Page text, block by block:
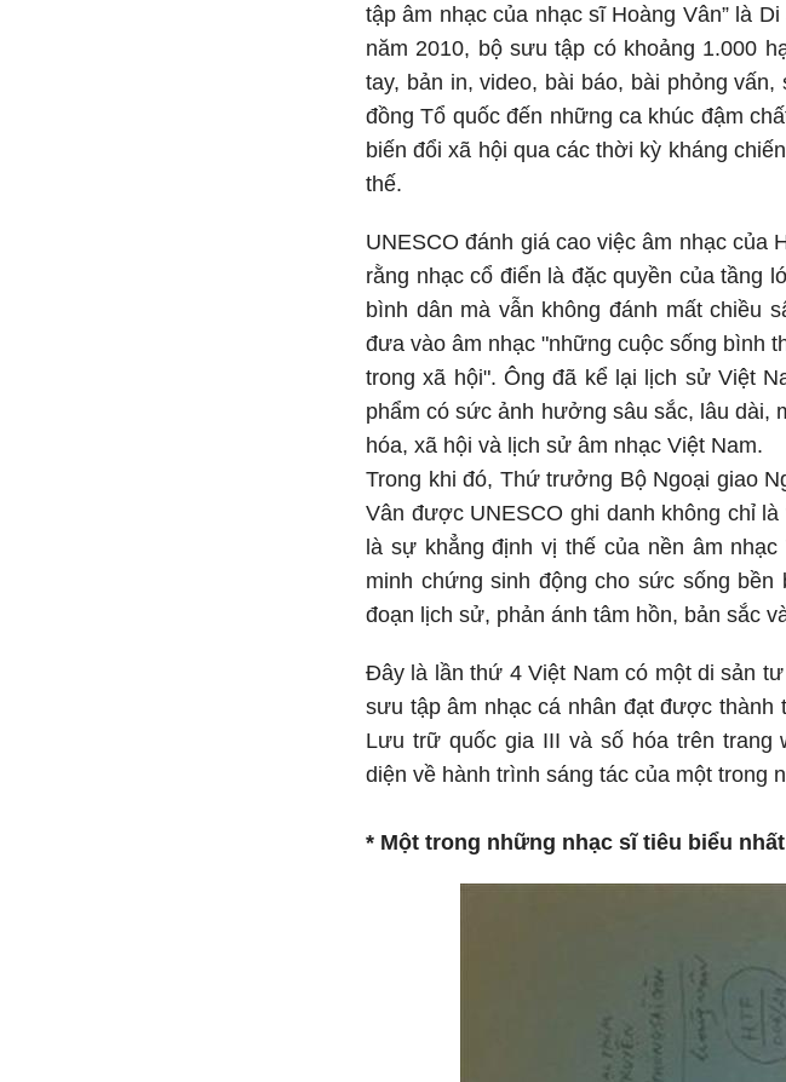
tập âm nhạc của nhạc sĩ Hoàng Vân” là
năm 2010, bộ sưu tập có khoảng 1.000
tay, bản in, video, bài báo, bài phỏng
đồng Tổ quốc đến những ca khúc đậm
biến đổi xã hội qua các thời kỳ kháng
thế.
UNESCO đánh giá cao việc âm nhạc của
rằng nhạc cổ điển là đặc quyền của tầng
bình dân mà vẫn không đánh mất chiều
đưa vào âm nhạc "những cuộc sống bình
trong xã hội". Ông đã kể lại lịch sử Việt
phẩm có sức ảnh hưởng sâu sắc, lâu dài,
hóa, xã hội và lịch sử âm nhạc Việt Nam.
Trong khi đó, Thứ trưởng Bộ Ngoại giao
Vân được UNESCO ghi danh không chỉ
là sự khẳng định vị thế của nền âm
minh chứng sinh động cho sức sống
đoạn lịch sử, phản ánh tâm hồn, bản sắc
Đây là lần thứ 4 Việt Nam có một di sản
sưu tập âm nhạc cá nhân đạt được
Lưu trữ quốc gia III và số hóa trên trang
diện về hành trình sáng tác của một trong
* Một trong những nhạc sĩ tiêu biểu